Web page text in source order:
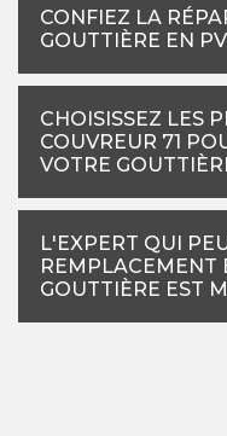
CONFIEZ LA
GOUTTIÈRE EN
CHOISISSEZ LES
COUVREUR 71
VOTRE
L'EXPERT QUI
REMPLACEMENT
GOUTTIÈRE EST